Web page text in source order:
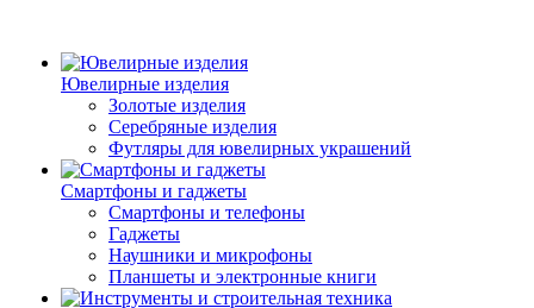
Ювелирные изделия
Золотые изделия
Серебряные изделия
Футляры для ювелирных украшений
Смартфоны и гаджеты
Смартфоны и телефоны
Гаджеты
Наушники и микрофоны
Планшеты и электронные книги